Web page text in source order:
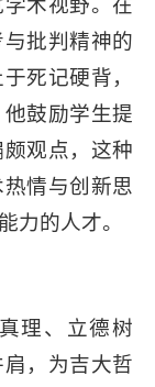
批判精神的
死记硬背，
鼓励学生提
观点，这种
情与创新思
力的人才。
理、立德树
，为吉大哲